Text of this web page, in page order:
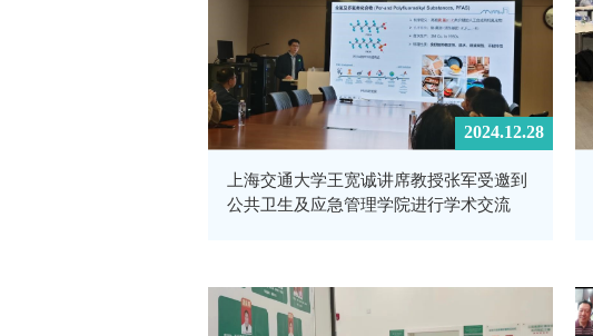
2024.12.28
上海交通大学王宽诚讲席教授张军受邀到
公共卫生及应急管理学院进行学术交流